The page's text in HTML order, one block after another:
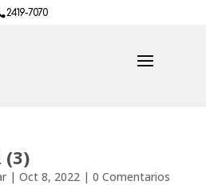
2419-7070
(3)
| Oct 8, 2022| 0 Comentarios